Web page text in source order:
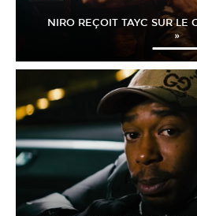
NIRO REÇOIT TAYC SUR LE
»